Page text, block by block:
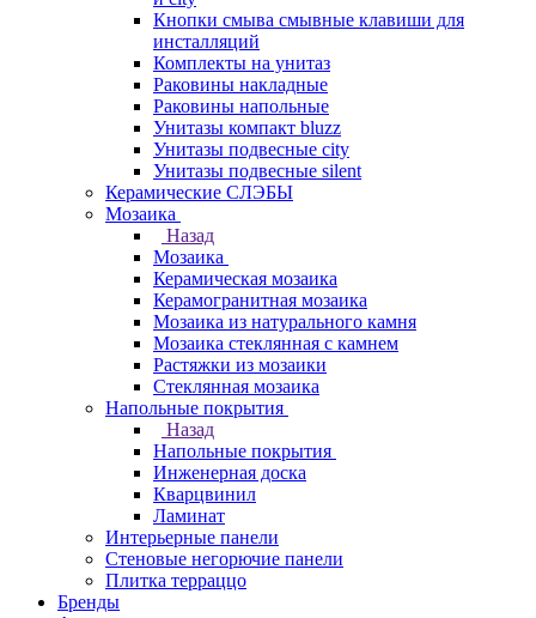
Кнопки смыва смывные клавиши для
инсталляций
Комплекты на унитаз
Раковины накладные
Раковины напольные
Унитазы компакт bluzz
Унитазы подвесные city
Унитазы подвесные silent
Керамические СЛЭБЫ
Мозаика
Назад
Мозаика
Керамическая мозаика
Керамогранитная мозаика
Мозаика из натурального камня
Мозаика стеклянная с камнем
Растяжки из мозаики
Стеклянная мозаика
Напольные покрытия
Назад
Напольные покрытия
Инженерная доска
Кварцвинил
Ламинат
Интерьерные панели
Стеновые негорючие панели
Плитка терраццо
Бренды